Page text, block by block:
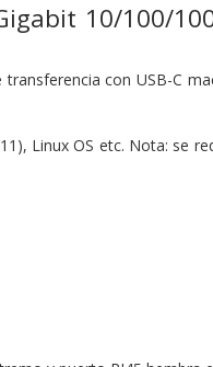
10/100/
con USB-C
Linux OS etc. Nota: se